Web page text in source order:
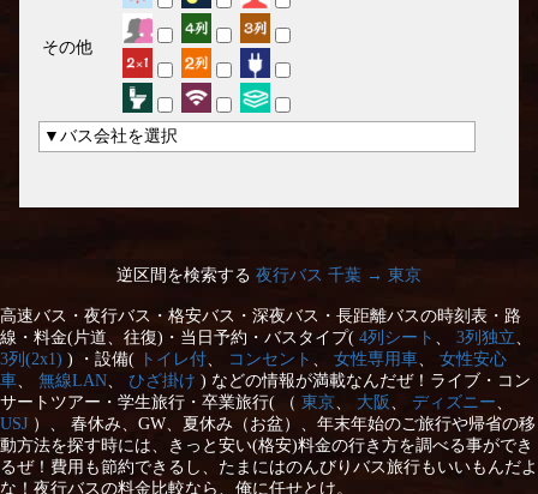
その他
▼バス会社を選択
逆区間を検索する 夜行バス 千葉 → 東京
高速バス・夜行バス・格安バス・深夜バス・長距離バスの時刻表・路
線・料金(片道、往復)・当日予約・バスタイプ( 4列シート 3列独立
3列(2x1) ) ・設備( トイレ付 コンセント 女性専用車
女性安心
車
無線LAN ひざ掛け ) などの情報が満載なんだぜ！ライブ・コン
サートツアー・学生旅行・卒業旅行( （ 東京 大阪 ディズニー
USJ ）、 春休み、GW、夏休み（お盆）、年末年始のご旅行や帰省の移
動方法を探す時には、きっと安い(格安)料金の行き方を調べる事ができ
るぜ！費用も節約できるし、たまにはのんびりバス旅行もいいもんだよ
な！夜行バスの料金比較なら、俺に任せとけ。